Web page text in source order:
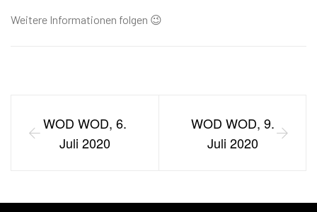
Weitere Informationen folgen 😉
WOD WOD, 6.
Juli 2020
WOD WOD, 9.
Juli 2020